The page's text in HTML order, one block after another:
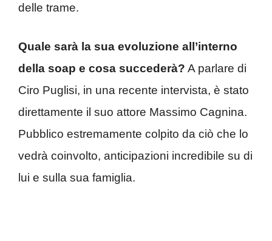
delle trame.
Quale sarà la sua evoluzione all’interno
della soap e cosa succederà? A parlare di
Ciro Puglisi, in una recente intervista, è stato
direttamente il suo attore Massimo Cagnina.
Pubblico estremamente colpito da ciò che lo
vedrà coinvolto, anticipazioni incredibile su di
lui e sulla sua famiglia.